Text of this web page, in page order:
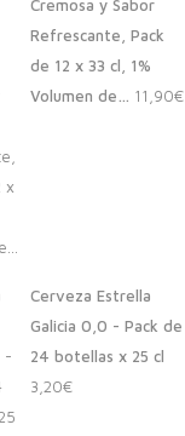
Cremosa y Sabor
Refrescante, Pack
de 12 x 33 cl, 1%
Volumen de… 11,90€
Cerveza Estrella
Galicia 0,0 - Pack de
24 botellas x 25 cl
3,20€